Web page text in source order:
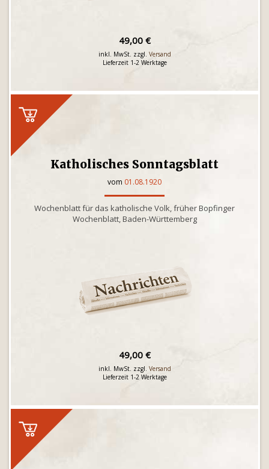
49,00 €
inkl. MwSt. zzgl. Versand
Lieferzeit 1-2 Werktage
Katholisches Sonntagsblatt
vom 01.08.1920
Wochenblatt für das katholische Volk, früher Bopfinger
Wochenblatt, Baden-Württemberg
49,00 €
inkl. MwSt. zzgl. Versand
Lieferzeit 1-2 Werktage